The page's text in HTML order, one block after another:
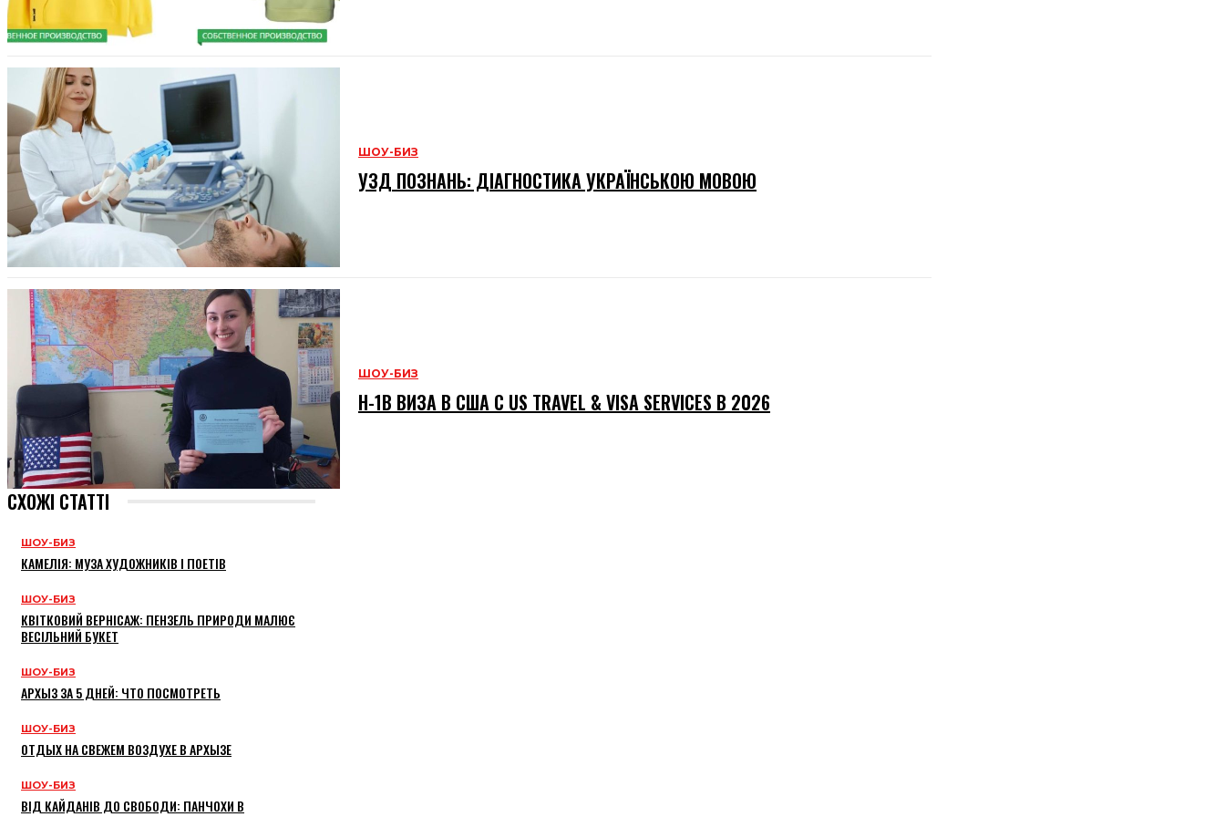
ШОУ-БИЗ
УЗД ПОЗНАНЬ: ДІАГНОСТИКА УКРАЇНСЬКОЮ МОВОЮ
ШОУ-БИЗ
H-1B ВИЗА В США С US TRAVEL & VISA SERVICES В 2026
СХОЖІ СТАТТІ
ШОУ-БИЗ
КАМЕЛІЯ: МУЗА ХУДОЖНИКІВ І ПОЕТІВ
ШОУ-БИЗ
КВІТКОВИЙ ВЕРНІСАЖ: ПЕНЗЕЛЬ ПРИРОДИ МАЛЮЄ
ВЕСІЛЬНИЙ БУКЕТ
ШОУ-БИЗ
АРХЫЗ ЗА 5 ДНЕЙ: ЧТО ПОСМОТРЕТЬ
ШОУ-БИЗ
ОТДЫХ НА СВЕЖЕМ ВОЗДУХЕ В АРХЫЗЕ
ШОУ-БИЗ
ВІД КАЙДАНІВ ДО СВОБОДИ: ПАНЧОХИ В